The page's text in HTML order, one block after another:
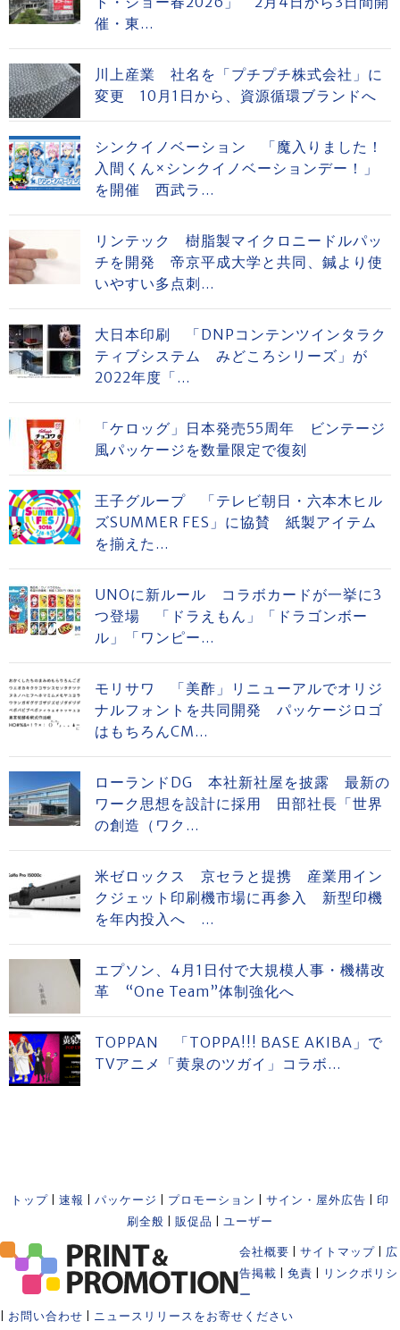
催・東...
川上産業 社名を「プチプチ株式会社」に
変更 10月1日から、資源循環ブランドへ
シンクイノベーション 「魔入りました！
入間くん×シンクイノベーションデー！」
を開催 西武ラ...
リンテック 樹脂製マイクロニードルパッ
チを開発 帝京平成大学と共同、鍼より使
いやすい多点刺...
大日本印刷 「DNPコンテンツインタラク
ティブシステム みどころシリーズ」が
2022年度「...
「ケロッグ」日本発売55周年 ビンテージ
風パッケージを数量限定で復刻
王子グループ 「テレビ朝日・六本木ヒル
ズSUMMER FES」に協賛 紙製アイテム
を揃えた...
UNOに新ルール コラボカードが一挙に3
つ登場 「ドラえもん」「ドラゴンボー
ル」「ワンピー...
モリサワ 「美酢」リニューアルでオリジ
ナルフォントを共同開発 パッケージロゴ
はもちろんCM...
ローランドDG 本社新社屋を披露 最新の
ワーク思想を設計に採用 田部社長「世界
の創造（ワク...
米ゼロックス 京セラと提携 産業用イン
クジェット印刷機市場に再参入 新型印機
を年内投入へ ...
エプソン、4月1日付で大規模人事・機構改
革 “One Team”体制強化へ
TOPPAN 「TOPPA!!! BASE AKIBA」で
TVアニメ「黄泉のツガイ」コラボ...
トップ 速報 パッケージ プロモーション サイン・屋外広告
印
刷全般
販促品 ユーザー
会社概要 サイトマップ
広
告掲載
免責
リンクポリシ
ー
お問い合わせ ニュースリリースをお寄せください